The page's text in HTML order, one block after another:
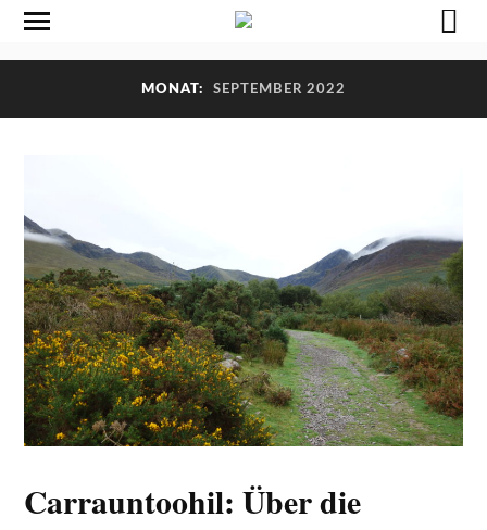
MONAT: SEPTEMBER 2022
Carrauntoohil: Über die